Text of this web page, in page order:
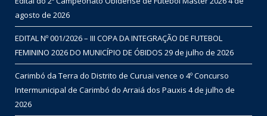
agosto de 2026
EDITAL Nº 001/2026 – III COPA DA INTEGRAÇÃO DE FUTEBOL
FEMININO 2026 DO MUNICÍPIO DE ÓBIDOS 29 de julho de 2026
Carimbó da Terra do Distrito de Curuai vence o 4º Concurso
Intermunicipal de Carimbó do Arraiá dos Pauxis 4 de julho de
2026